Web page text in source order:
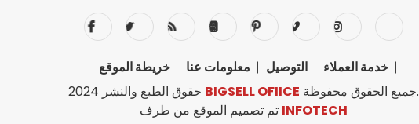
خريطة الموقع معلومات عنا التوصيل
خدمة العملاء
BIGSELL OFIICE
جميع الحقوق محفوظة.
تم تصميم الموقع من طرف INFOTECH